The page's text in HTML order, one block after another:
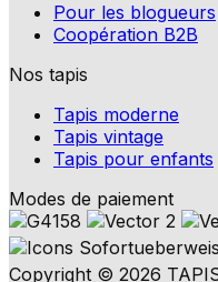
Pour les blogueurs
Coopération B2B
Nos tapis
Tapis moderne
Tapis vintage
Tapis pour enfants
Modes de paiement
Copyright © 2026